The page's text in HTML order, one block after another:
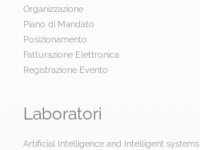
Organizzazione
Piano di Mandato
Posizionamento
Fatturazione Elettronica
Registrazione Evento
Laboratori
Artificial Intelligence and Intelligent systems